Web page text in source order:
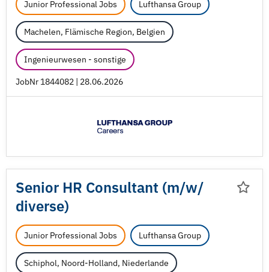
Junior Professional Jobs Lufthansa Group
Machelen, Flämische Region, Belgien
Ingenieurwesen - sonstige
JobNr 1844082 | 28.06.2026
Senior HR Consultant (m/w/
diverse)
Junior Professional Jobs Lufthansa Group
Schiphol, Noord-Holland, Niederlande